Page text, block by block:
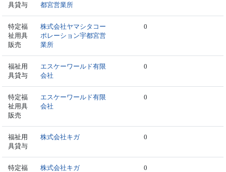
具貸与
都宮営業所
特定福
祉用具
販売
株式会社ヤマシタコー
ポレーション宇都宮営
業所
0
福祉用
具貸与
エスケーワールド有限
会社
0
特定福
祉用具
販売
エスケーワールド有限
会社
0
福祉用
具貸与
株式会社キガ 0
特定福
株式会社キガ 0